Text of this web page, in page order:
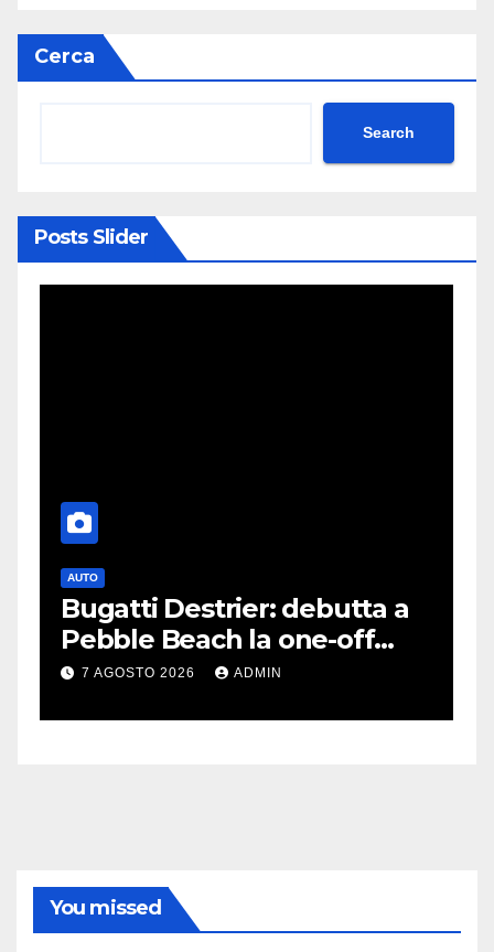
Cerca
Search
Posts Slider
AUTO
Bugatti Destrier: debutta a
Pebble Beach la one-off
derivata dalla Bolide
7 AGOSTO 2026 ADMIN
You missed